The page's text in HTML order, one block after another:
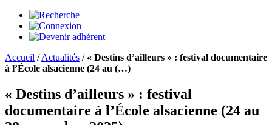
Accueil /Actualités / « Destins d’ailleurs » : festival documentaire
à l’École alsacienne (24 au (…)
« Destins d’ailleurs » : festival
documentaire à l’École alsacienne (24 au